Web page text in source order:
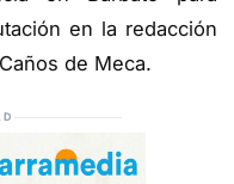
en la redacción
de Meca.